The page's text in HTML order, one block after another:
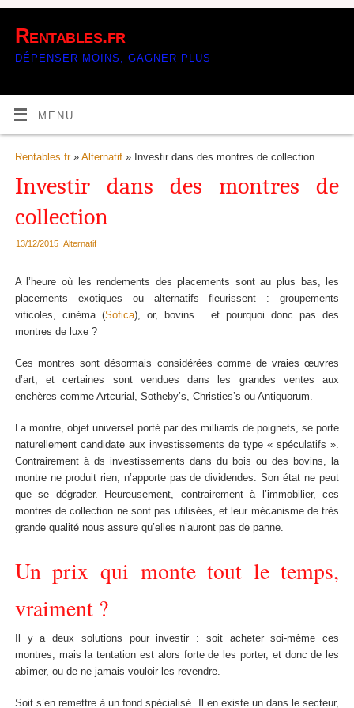
Rentables.fr
DÉPENSER MOINS, GAGNER PLUS
MENU
Rentables.fr» Alternatif» Investir dans des montres de collection
Investir dans des montres de
collection
13/12/2015 |Alternatif
A l’heure où les rendements des placements sont au plus bas, les
placements exotiques ou alternatifs fleurissent : groupements
viticoles, cinéma (Sofica), or, bovins… et pourquoi donc pas des
montres de luxe ?
Ces montres sont désormais considérées comme de vraies œuvres
d’art, et certaines sont vendues dans les grandes ventes aux
enchères comme Artcurial, Sotheby’s, Christies’s ou Antiquorum.
La montre, objet universel porté par des milliards de poignets, se porte
naturellement candidate aux investissements de type « spéculatifs ».
Contrairement à ds investissements dans du bois ou des bovins, la
montre ne produit rien, n’apporte pas de dividendes. Son état ne peut
que se dégrader. Heureusement, contrairement à l’immobilier, ces
montres de collection ne sont pas utilisées, et leur mécanisme de très
grande qualité nous assure qu’elles n’auront pas de panne.
Un prix qui monte tout le temps,
vraiment ?
Il y a deux solutions pour investir : soit acheter soi-même ces
montres, mais la tentation est alors forte de les porter, et donc de les
abîmer, ou de ne jamais vouloir les revendre.
Soit s’en remettre à un fond spécialisé. Il en existe un dans le secteur,